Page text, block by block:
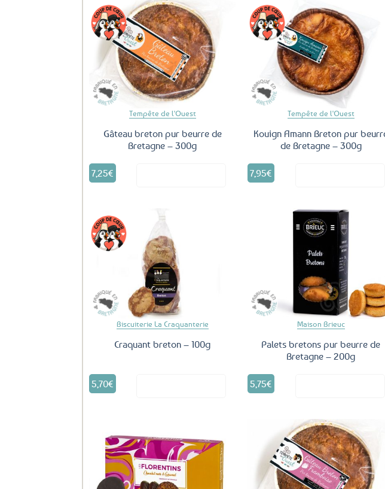
Ajouter
aux
favoris
Tempête de l'Ouest
Gâteau breton pur beurre de
Bretagne – 300g
7,25€
Tempête de l'Ouest
Kouign Amann Breton pur
de Bretagne – 300g
7,95€
Biscuiterie La Craquanterie
Craquant breton – 100g
5,70€
Maison Brieuc
Palets bretons pur beurre de
Bretagne – 200g
5,75€
Ajouter
aux
favoris
Ajouter
aux
favoris